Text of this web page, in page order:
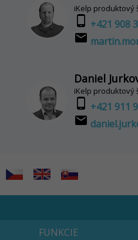
iKelp produktový
phone_android +421 908
email
Daniel
iKelp produktový
phone_android +421 911
email
FUNKCIE